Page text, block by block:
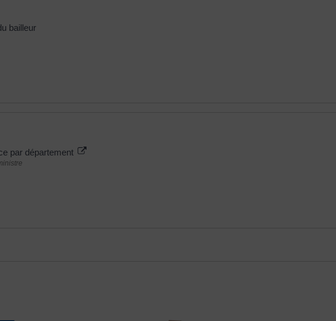
bailleur
par département